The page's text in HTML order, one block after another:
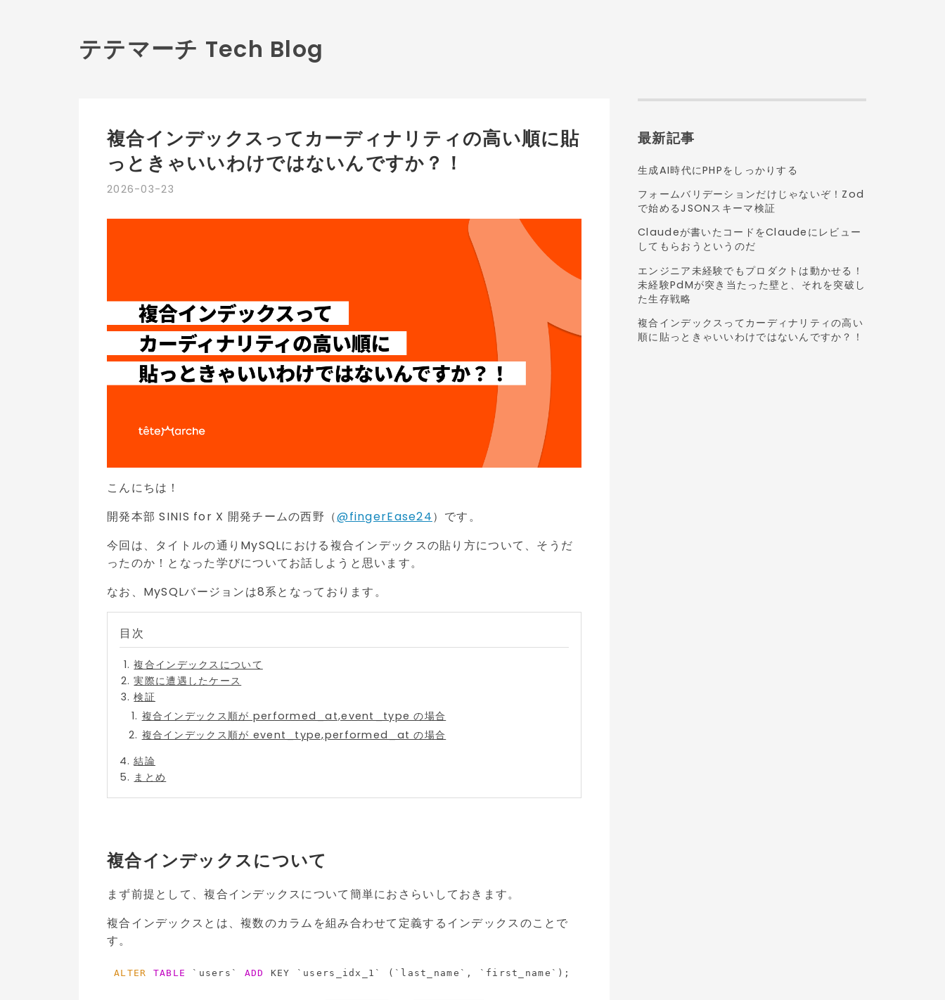
テテマーチ Tech Blog
2026-03-23
複合インデックスってカーディナリティの高い順に貼
っときゃいいわけではないんですか？！
こんにちは！
開発本部 SINIS for X 開発チームの西野（@fingerEase24）です。
今回は、タイトルの通りMySQLにおける複合インデックスの貼り方について、そうだ
ったのか！となった学びについてお話しようと思います。
なお、MySQLバージョンは8系となっております。
複合インデックスについて
実際に遭遇したケース
検証
複合インデックス順が performed_at,event_type の場合
複合インデックス順が event_type,performed_at の場合
結論
まとめ
複合インデックスについて
まず前提として、複合インデックスについて簡単におさらいしておきます。
複合インデックスとは、複数のカラムを組み合わせて定義するインデックスのことで
す。
ALTER TABLE `users` ADD
最新記事
生成AI時代にPHPをしっかりする
フォームバリデーションだけじゃないぞ！Zod
で始めるJSONスキーマ検証
Claudeが書いたコードをClaudeにレビュー
してもらおうというのだ
エンジニア未経験でもプロダクトは動かせる！
未経験PdMが突き当たった壁と、それを突破し
た生存戦略
複合インデックスってカーディナリティの高い
順に貼っときゃいいわけではないんですか？！